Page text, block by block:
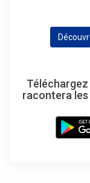
racontera les